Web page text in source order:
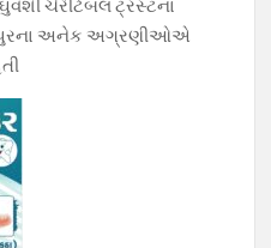
n
k
ચેરીટેબલ ટ્રસ્ટના
અનેક અગ્રણીઓએ